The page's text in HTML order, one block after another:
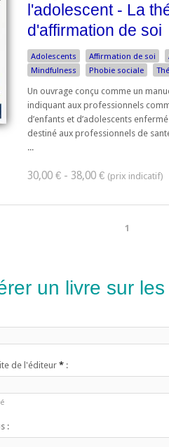
l'adolescent - La
d'affirmation de soi
Adolescents Affirmation de soi
Mindfulness
Phobie sociale
Un ouvrage conçu comme un
indiquant aux professionnels
d’enfants et d’adolescents
destiné aux professionnels de
...
30,00 € - 38,00 €
1
un livre sur
de l'éditeur * :
: